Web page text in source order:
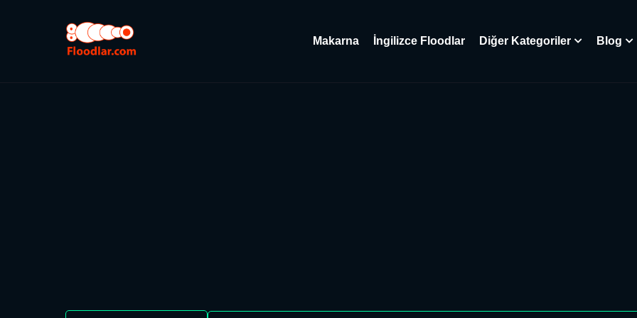
Makarna İngilizce Floodlar Diğer Kategoriler Blog